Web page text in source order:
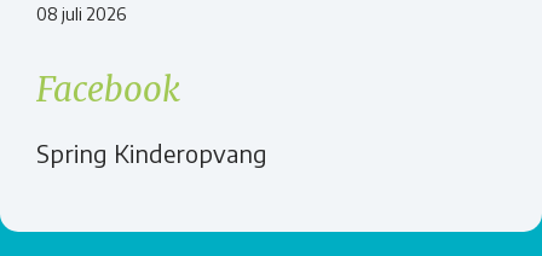
08 juli 2026
Facebook
Spring Kinderopvang